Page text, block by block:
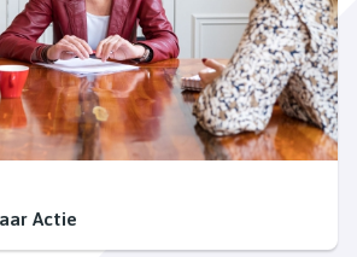
Actie